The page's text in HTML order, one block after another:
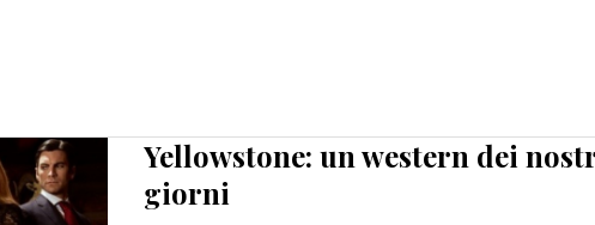
Yellowstone: un western dei
giorni